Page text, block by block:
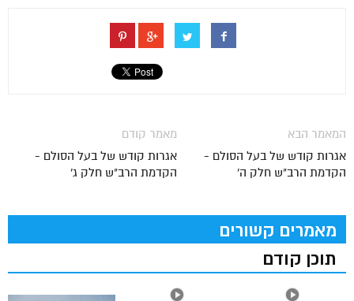
מאמר קודם
אגרות קודש של בעל הסולם -
הקדמת הרב"ש חלק ג'
המאמר הבא
אגרות קודש של בעל הסולם -
הקדמת הרב"ש חלק ה'
מאמרים קשורים
תוכן קודם